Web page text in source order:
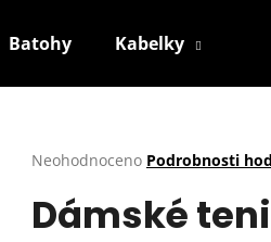
Batohy Kabelky
Průměrné
produktu
je
Neohodnoceno Podrobnosti
Dámské
HLEDAT